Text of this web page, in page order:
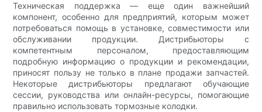
Техническая поддержка — еще один важнейший
компонент, особенно для предприятий, которым может
потребоваться помощь в установке, совместимости или
обслуживании продукции. Дистрибьюторы с
компетентным персоналом, предоставляющим
подробную информацию о продукции и рекомендации,
приносят пользу не только в плане продажи запчастей.
Некоторые дистрибьюторы предлагают обучающие
сессии, руководства или онлайн-ресурсы, помогающие
правильно использовать тормозные колодки.